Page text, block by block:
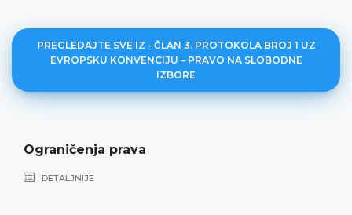
PREGLEDAJTE SVE IZ - ČLAN 3. PROTOKOLA BROJ 1 UZ
EVROPSKU KONVENCIJU – PRAVO NA SLOBODNE
IZBORE
Ograničenja prava
DETALJNIJE